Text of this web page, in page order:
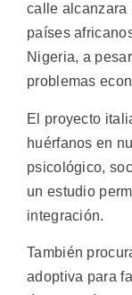
calle alcanzara
países
Nigeria, a
problemas
El proyecto
huérfanos en
psicológico,
un estudio
integración.
También
adoptiva para